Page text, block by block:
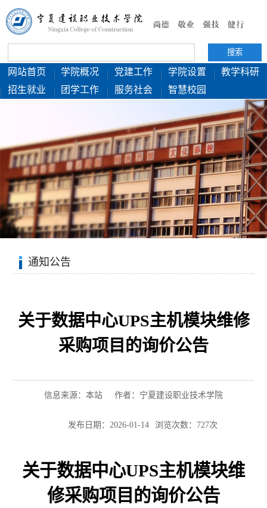
网站首页 学院概况 党建工作 学院设置
教学科研
招生就业
团学工作 服务社会 智慧校园
通知公告
关于数据中心UPS主机模块维修
采购项目的询价公告
信息来源：本站 作者：宁夏建设职业技术学院
发布日期：2026-01-14 浏览次数： 727次
关于数据中心UPS主机模块维
修采购项目的询价公告